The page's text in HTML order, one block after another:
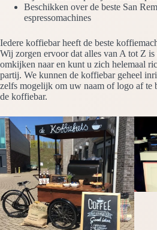
Beschikken over de beste San
espressomachines
Iedere koffiebar heeft de beste
Wij zorgen ervoor dat alles van A tot Z
omkijken naar en kunt u zich helemaal
partij. We kunnen de koffiebar geheel
zelfs mogelijk om uw naam of logo af te
de koffiebar.